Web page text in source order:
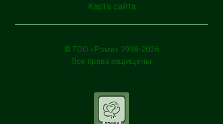
Карта сайта
© ТОО «Рэми» 1998-2026
Все права защищены